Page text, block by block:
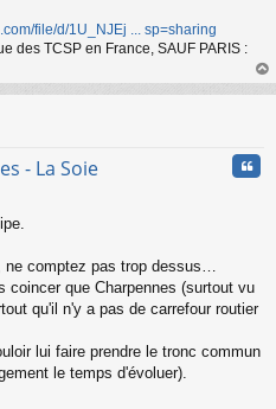
file/d/1U_NJEj ... sp=sharing
des TCSP en France, SAUF PARIS :
au
- La Soie
ne comptez pas trop dessus…
coincer que Charpennes (surtout vu
qu'il n'y a pas de carrefour routier
lui faire prendre le tronc commun
le temps d'évoluer).